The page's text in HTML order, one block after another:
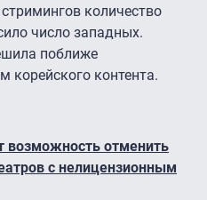
количество
число западных.
поближе
корейского контента.
возможность отменить
с нелицензионным